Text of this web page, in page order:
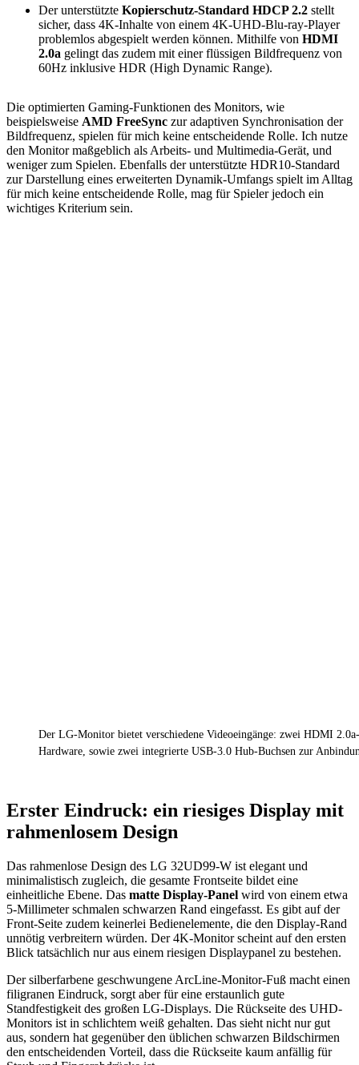
Der unterstützte Kopierschutz-Standard HDCP 2.2 stellt
sicher, dass 4K-Inhalte von einem 4K-UHD-Blu-ray-Player
problemlos abgespielt werden können. Mithilfe von HDMI
2.0a gelingt das zudem mit einer flüssigen Bildfrequenz von
60Hz inklusive HDR (High Dynamic Range).
Die optimierten Gaming-Funktionen des Monitors, wie
beispielsweise AMD FreeSync zur adaptiven Synchronisation der
Bildfrequenz, spielen für mich keine entscheidende Rolle. Ich nutze
den Monitor maßgeblich als Arbeits- und Multimedia-Gerät, und
weniger zum Spielen. Ebenfalls der unterstützte HDR10-Standard
zur Darstellung eines erweiterten Dynamik-Umfangs spielt im Alltag
für mich keine entscheidende Rolle, mag für Spieler jedoch ein
wichtiges Kriterium sein.
Der LG-Monitor bietet verschiedene Videoeingänge: zwei HDMI
Hardware, sowie zwei integrierte USB-3.0 Hub-Buchsen zur
Erster Eindruck: ein riesiges Display mit
rahmenlosem Design
Das rahmenlose Design des LG 32UD99-W ist elegant und
minimalistisch zugleich, die gesamte Frontseite bildet eine
einheitliche Ebene. Das matte Display-Panel wird von einem etwa
5-Millimeter schmalen schwarzen Rand eingefasst. Es gibt auf der
Front-Seite zudem keinerlei Bedienelemente, die den Display-Rand
unnötig verbreitern würden. Der 4K-Monitor scheint auf den ersten
Blick tatsächlich nur aus einem riesigen Displaypanel zu bestehen.
Der silberfarbene geschwungene ArcLine-Monitor-Fuß macht einen
filigranen Eindruck, sorgt aber für eine erstaunlich gute
Standfestigkeit des großen LG-Displays. Die Rückseite des UHD-
Monitors ist in schlichtem weiß gehalten. Das sieht nicht nur gut
aus, sondern hat gegenüber den üblichen schwarzen Bildschirmen
den entscheidenden Vorteil, dass die Rückseite kaum anfällig für